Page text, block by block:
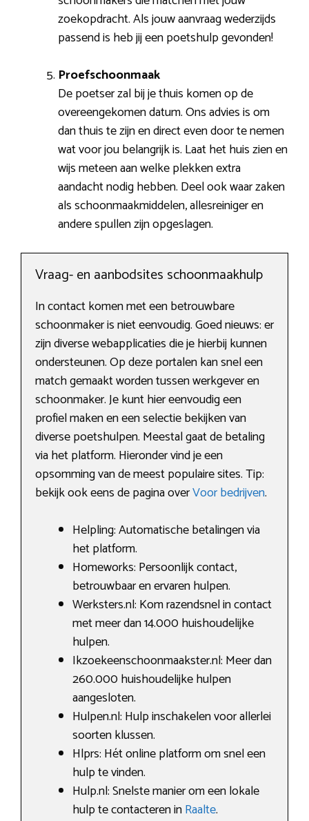
zoekopdracht. Als jouw aanvraag wederzijds
passend is heb jij een poetshulp gevonden!
Proefschoonmaak
De poetser zal bij je thuis komen op de
overeengekomen datum. Ons advies is om
dan thuis te zijn en direct even door te nemen
wat voor jou belangrijk is. Laat het huis zien en
wijs meteen aan welke plekken extra
aandacht nodig hebben. Deel ook waar zaken
als schoonmaakmiddelen, allesreiniger en
andere spullen zijn opgeslagen.
Vraag- en aanbodsites schoonmaakhulp
In contact komen met een betrouwbare
schoonmaker is niet eenvoudig. Goed nieuws: er
zijn diverse webapplicaties die je hierbij kunnen
ondersteunen. Op deze portalen kan snel een
match gemaakt worden tussen werkgever en
schoonmaker. Je kunt hier eenvoudig een
profiel maken en een selectie bekijken van
diverse poetshulpen. Meestal gaat de betaling
via het platform. Hieronder vind je een
opsomming van de meest populaire sites. Tip:
bekijk ook eens de pagina overVoor bedrijven.
Helpling: Automatische betalingen via
het platform.
Homeworks: Persoonlijk contact,
betrouwbaar en ervaren hulpen.
Werksters.nl: Kom razendsnel in contact
met meer dan 14.000 huishoudelijke
hulpen.
Ikzoekeenschoonmaakster.nl: Meer dan
260.000 huishoudelijke hulpen
aangesloten.
Hulpen.nl: Hulp inschakelen voor allerlei
soorten klussen.
Hlprs: Hét online platform om snel een
hulp te vinden.
Hulp.nl: Snelste manier om een lokale
hulp te contacteren inRaalte.